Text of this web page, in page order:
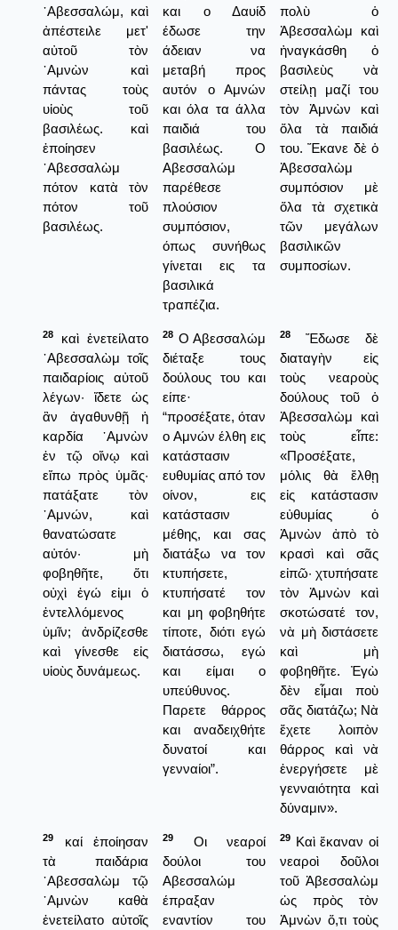
᾿Αβεσσαλώμ, καὶ
ἀπέστειλε μετ'
αὐτοῦ τὸν
᾿Αμνὼν καὶ
πάντας τοὺς
υἱοὺς τοῦ
βασιλέως. καὶ
ἐποίησεν
᾿Αβεσσαλὼμ
πότον κατὰ τὸν
πότον τοῦ
βασιλέως.
και ο Δαυίδ
έδωσε την
άδειαν να
μεταβή προς
αυτόν ο Αμνών
και όλα τα άλλα
παιδιά του
βασιλέως. Ο
Αβεσσαλώμ
παρέθεσε
πλούσιον
συμπόσιον,
όπως συνήθως
γίνεται εις τα
βασιλικά
τραπέζια.
πολὺ ὁ
Ἀβεσσαλὼμ καὶ
ἠναγκάσθη ὁ
βασιλεὺς νὰ
στείλῃ μαζί του
τὸν Ἀμνὼν καὶ
ὅλα τὰ παιδιά
του. Ἔκανε δὲ ὁ
Ἀβεσσαλὼμ
συμπόσιον μὲ
ὅλα τὰ σχετικὰ
τῶν μεγάλων
βασιλικῶν
συμποσίων.
28
καὶ ἐνετείλατο
᾿Αβεσσαλὼμ τοῖς
παιδαρίοις αὐτοῦ
λέγων· ἴδετε ὡς
ἂν ἀγαθυνθῇ ἡ
καρδία ᾿Αμνὼν
ἐν τῷ οἴνῳ καὶ
εἴπω πρὸς ὑμᾶς·
πατάξατε τὸν
᾿Αμνών, καὶ
θανατώσατε
αὐτόν· μὴ
φοβηθῆτε, ὅτι
οὐχὶ ἐγώ εἰμι ὁ
ἐντελλόμενος
ὑμῖν; ἀνδρίζεσθε
καὶ γίνεσθε εἰς
υἱοὺς δυνάμεως.
28 Ο Αβεσσαλώμ
διέταξε τους
δούλους του και
είπε·
“προσέξατε, όταν
ο Αμνών έλθη εις
κατάστασιν
ευθυμίας από τον
οίνον, εις
κατάστασιν
μέθης, και σας
διατάξω να τον
κτυπήσετε,
κτυπήσατέ τον
και μη φοβηθήτε
τίποτε, διότι εγώ
διατάσσω, εγώ
και είμαι ο
υπεύθυνος.
Παρετε θάρρος
και αναδειχθήτε
δυνατοί και
γενναίοι”.
28
Ἔδωσε δὲ
διαταγὴν εἰς
τοὺς νεαροὺς
δούλους τοῦ ὁ
Ἀβεσσαλὼμ καὶ
τοὺς εἶπε:
«Προσέξατε,
μόλις θὰ ἔλθῃ
εἰς κατάστασιν
εὐθυμίας ὁ
Ἀμνὼν ἀπὸ τὸ
κρασὶ καὶ σᾶς
εἰπῶ· χτυπήσατε
τὸν Ἀμνὼν καὶ
σκοτώσατέ τον,
νὰ μὴ διστάσετε
καὶ μὴ
φοβηθῆτε. Ἐγὼ
δὲν εἶμαι ποὺ
σᾶς διατάζω; Νὰ
ἔχετε λοιπὸν
θάρρος καὶ νὰ
ἐνεργήσετε μὲ
γενναιότητα καὶ
δύναμιν».
29
καί ἐποίησαν
τὰ παιδάρια
᾿Αβεσσαλὼμ τῷ
᾿Αμνὼν καθὰ
ἐνετείλατο αὐτοῖς
29
Οι νεαροί
δούλοι του
Αβεσσαλώμ
έπραξαν
εναντίον του
29 Καὶ ἔκαναν οἱ
νεαροὶ δοῦλοι
τοῦ Ἀβεσσαλὼμ
ὡς πρὸς τὸν
Ἀμνὼν ὅ,τι τοὺς